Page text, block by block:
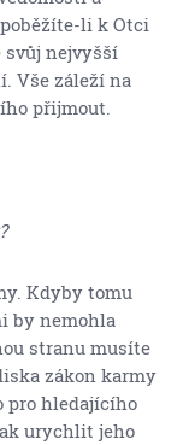
li k Otci
svůj nejvyšší
Vše záleží na
přijmout.
Kdyby tomu
by nemohla
stranu musíte
zákon karmy
pro hledajícího
urychlit jeho